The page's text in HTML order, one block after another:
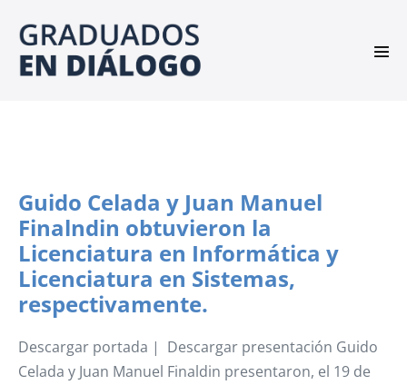
contenido
Guido Celada y Juan Manuel
Finalndin obtuvieron la
Licenciatura en Informática y
Licenciatura en Sistemas,
respectivamente.
Descargar portada | Descargar presentación Guido
Celada y Juan Manuel Finaldin presentaron, el 19 de